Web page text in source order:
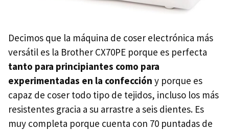
Decimos que la máquina de coser electrónica más
versátil es la Brother CX70PE porque es perfecta
tanto para principiantes como para
experimentadas en la confección y porque es
capaz de coser todo tipo de tejidos, incluso los más
resistentes gracia a su arrastre a seis dientes. Es
muy completa porque cuenta con 70 puntadas de